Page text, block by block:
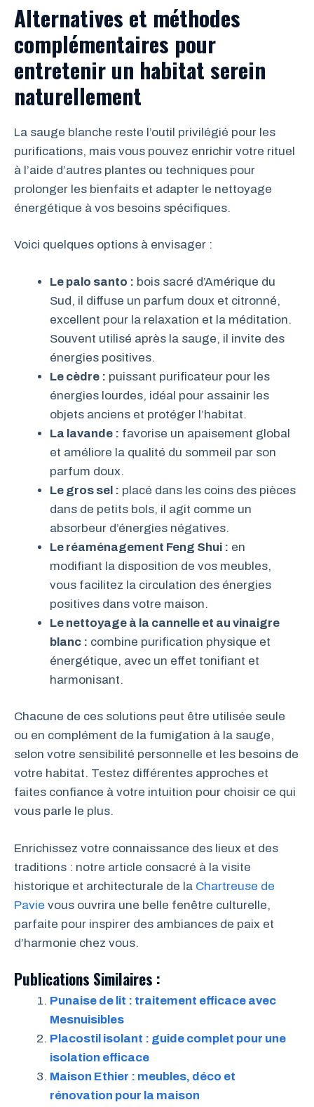
Alternatives et méthodes
complémentaires pour
entretenir un habitat serein
naturellement
La sauge blanche reste l’outil privilégié pour les
purifications, mais vous pouvez enrichir votre rituel
à l’aide d’autres plantes ou techniques pour
prolonger les bienfaits et adapter le nettoyage
énergétique à vos besoins spécifiques.
Voici quelques options à envisager :
Le palo santo : bois sacré d’Amérique du
Sud, il diffuse un parfum doux et citronné,
excellent pour la relaxation et la méditation.
Souvent utilisé après la sauge, il invite des
énergies positives.
Le cèdre : puissant purificateur pour les
énergies lourdes, idéal pour assainir les
objets anciens et protéger l’habitat.
La lavande : favorise un apaisement global
et améliore la qualité du sommeil par son
parfum doux.
Le gros sel : placé dans les coins des pièces
dans de petits bols, il agit comme un
absorbeur d’énergies négatives.
Le réaménagement Feng Shui : en
modifiant la disposition de vos meubles,
vous facilitez la circulation des énergies
positives dans votre maison.
Le nettoyage à la cannelle et au vinaigre
blanc : combine purification physique et
énergétique, avec un effet tonifiant et
harmonisant.
Chacune de ces solutions peut être utilisée seule
ou en complément de la fumigation à la sauge,
selon votre sensibilité personnelle et les besoins de
votre habitat. Testez différentes approches et
faites confiance à votre intuition pour choisir ce qui
vous parle le plus.
Enrichissez votre connaissance des lieux et des
traditions : notre article consacré à la visite
historique et architecturale de la Chartreuse de
Pavie vous ouvrira une belle fenêtre culturelle,
parfaite pour inspirer des ambiances de paix et
d’harmonie chez vous.
Publications Similaires :
Punaise de lit : traitement efficace avec
Mesnuisibles
Placostil isolant : guide complet pour une
isolation efficace
Maison Ethier : meubles, déco et
rénovation pour la maison